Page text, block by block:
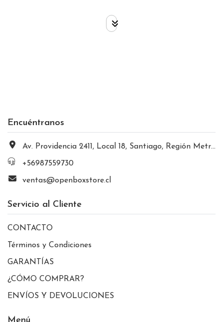
Encuéntranos
Av. Providencia 2411, Local 18, Santiago, Región Metropolitana, Chile
+56987559730
ventas@openboxstore.cl
Servicio al Cliente
CONTACTO
Términos y Condiciones
GARANTÍAS
¿CÓMO COMPRAR?
ENVÍOS Y DEVOLUCIONES
Menú